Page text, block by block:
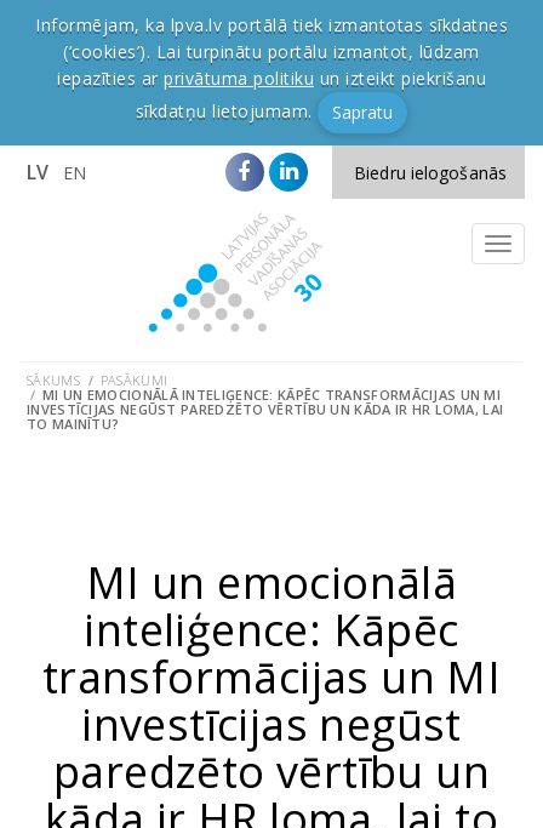
Informējam, ka lpva.lv portālā tiek izmantotas sīkdatnes
(‘cookies’). Lai turpinātu portālu izmantot, lūdzam
iepazīties ar privātuma politiku un izteikt piekrišanu
sīkdatņu lietojumam.
Sapratu
LV EN Biedru ielogošanās
SĀKUMS
PASĀKUMI
MI UN EMOCIONĀLĀ INTELIĢENCE: KĀPĒC TRANSFORMĀCIJAS UN MI
INVESTĪCIJAS NEGŪST PAREDZĒTO VĒRTĪBU UN KĀDA IR HR LOMA, LAI
TO MAINĪTU?
MI un emocionālā
inteliģence: Kāpēc
transformācijas un MI
investīcijas negūst
paredzēto vērtību un